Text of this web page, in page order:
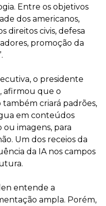
Entre os objetivos
dos americanos,
direitos civis, defesa
promoção da
o presidente
afirmou que o
criará padrões,
em conteúdos
ou imagens, para
Um dos receios da
da IA nos campos
entende a
ampla. Porém,